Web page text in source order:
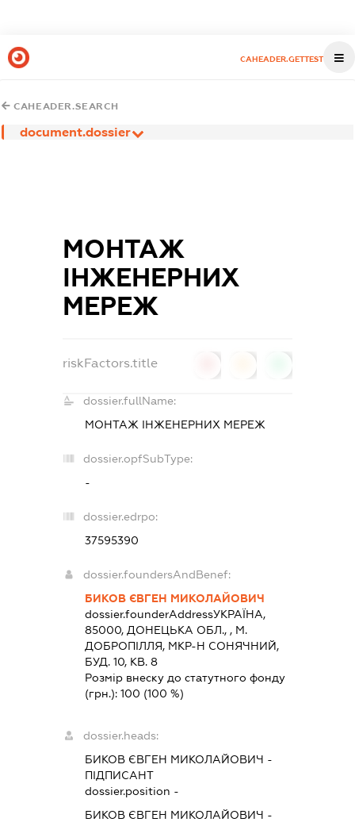
CAHEADER.GETTEST
CAHEADER.SEARCH
document.dossier
МОНТАЖ
ІНЖЕНЕРНИХ
МЕРЕЖ
riskFactors.title
dossier.fullName:
МОНТАЖ ІНЖЕНЕРНИХ МЕРЕЖ
dossier.opfSubType:
-
dossier.edrpo:
37595390
dossier.foundersAndBenef:
БИКОВ ЄВГЕН МИКОЛАЙОВИЧ
dossier.founderAddressУКРАЇНА,
85000, ДОНЕЦЬКА ОБЛ., , М.
ДОБРОПІЛЛЯ, МКР-Н СОНЯЧНИЙ,
БУД. 10, КВ. 8
Розмір внеску до статутного фонду
(грн.): 100 (100 %)
dossier.heads:
БИКОВ ЄВГЕН МИКОЛАЙОВИЧ -
ПІДПИСАНТ
dossier.position -
БИКОВ ЄВГЕН МИКОЛАЙОВИЧ -